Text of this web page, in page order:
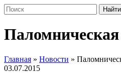
Главная » Новости »
03.07.2015